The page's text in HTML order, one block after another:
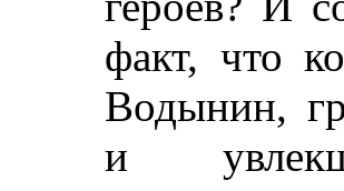
факт, что
Водынин,
и